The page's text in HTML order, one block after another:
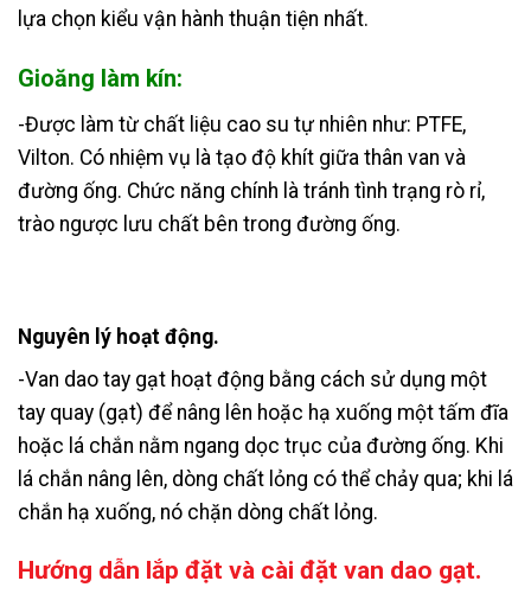
lựa chọn kiểu vận hành thuận tiện nhất.
Gioăng làm kín:
-Được làm từ chất liệu cao su tự nhiên như: PTFE,
Vilton. Có nhiệm vụ là tạo độ khít giữa thân van và
đường ống. Chức năng chính là tránh tình trạng rò rỉ,
trào ngược lưu chất bên trong đường ống.
Nguyên lý hoạt động.
-Van dao tay gạt hoạt động bằng cách sử dụng một
tay quay (gạt) để nâng lên hoặc hạ xuống một tấm đĩa
hoặc lá chắn nằm ngang dọc trục của đường ống. Khi
lá chắn nâng lên, dòng chất lỏng có thể chảy qua; khi lá
chắn hạ xuống, nó chặn dòng chất lỏng.
Hướng dẫn lắp đặt và cài đặt van dao gạt.